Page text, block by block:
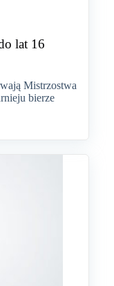
lat 16
Mistrzostwa
bierze